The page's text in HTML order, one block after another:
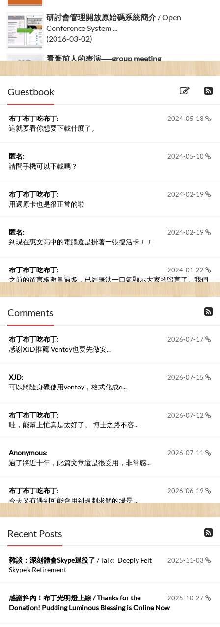
研討會管理開放原始碼系統簡介 / Open
Conference System ...
(2016-03-02)
看著前人的表演──group meeting
Guestbook
2024-05-18
布丁布丁吃布丁:
這就要看你想要下載什麼了。
2024-05-10
匿名:
請問手機可以下載嗎？
2024-02-19
布丁布丁吃布丁:
用還原卡也是很正常的啦
2024-02-19
匿名:
到現在惠文高中的電腦還是掛著一張復活卡 ㄏㄏ
2024-01-22
布丁布丁吃布丁:
之前的留言板數量過多，已經無法一口氣顯示大家的留言了。我們
Comments
2026-07-17
布丁布丁吃布丁:
感謝XJD推薦 Ventoy也要先做安...
2026-07-15
XJD:
可以將隨身碟使用ventoy，格式化成e...
2026-07-12
布丁布丁吃布丁:
哇，能幫上忙真是太好了。 博士之路不容...
2026-07-11
Anonymous:
過了將近十年，此篇文章還是很受用，非常感...
2026-06-19
布丁布丁吃布丁:
今天又有遇到可能會用到規劃求解的場景 ...
2026-06-18
布丁布丁吃布丁
kage好像也可以下載整個網站 感謝分享
Anonymous:
https://github.com/t...
布丁布丁吃布丁:
我目前並沒有常駐的Google Home...
Recent Posts
2025-11-03
雜談：深刻體會Skype退役了 / Talk: Deeply Felt
Skype's Retirement
2025-10-27
感謝抖內！布丁光明燈上線 / Thanks for the
Donation! Pudding Luminous Blessing is Online Now